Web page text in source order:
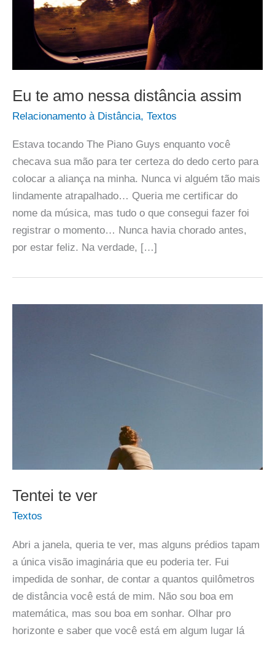
Eu te amo nessa distância assim
Relacionamento à Distância, Textos
Estava tocando The Piano Guys enquanto você
checava sua mão para ter certeza do dedo certo para
colocar a aliança na minha. Nunca vi alguém tão mais
lindamente atrapalhado… Queria me certificar do
nome da música, mas tudo o que consegui fazer foi
registrar o momento… Nunca havia chorado antes,
por estar feliz. Na verdade, […]
Tentei te ver
Textos
Abri a janela, queria te ver, mas alguns prédios tapam
a única visão imaginária que eu poderia ter. Fui
impedida de sonhar, de contar a quantos quilômetros
de distância você está de mim. Não sou boa em
matemática, mas sou boa em sonhar. Olhar pro
horizonte e saber que você está em algum lugar lá